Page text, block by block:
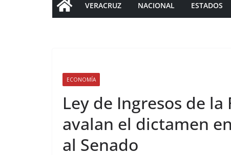
VERACRUZ NACIONAL ESTADOS
ECONOMÍA
Ley de Ingresos de
avalan el dictamen
al Senado